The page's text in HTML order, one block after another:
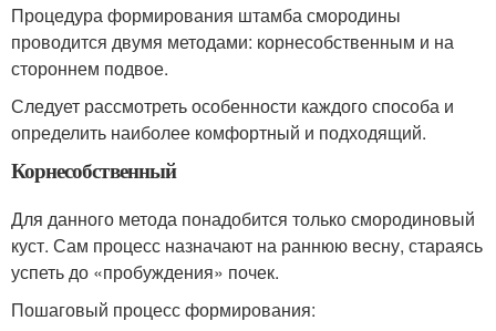
Процедура формирования штамба смородины
проводится двумя методами: корнесобственным и на
стороннем подвое.
Следует рассмотреть особенности каждого способа и
определить наиболее комфортный и подходящий.
Корнесобственный
Для данного метода понадобится только смородиновый
куст. Сам процесс назначают на раннюю весну, стараясь
успеть до «пробуждения» почек.
Пошаговый процесс формирования: